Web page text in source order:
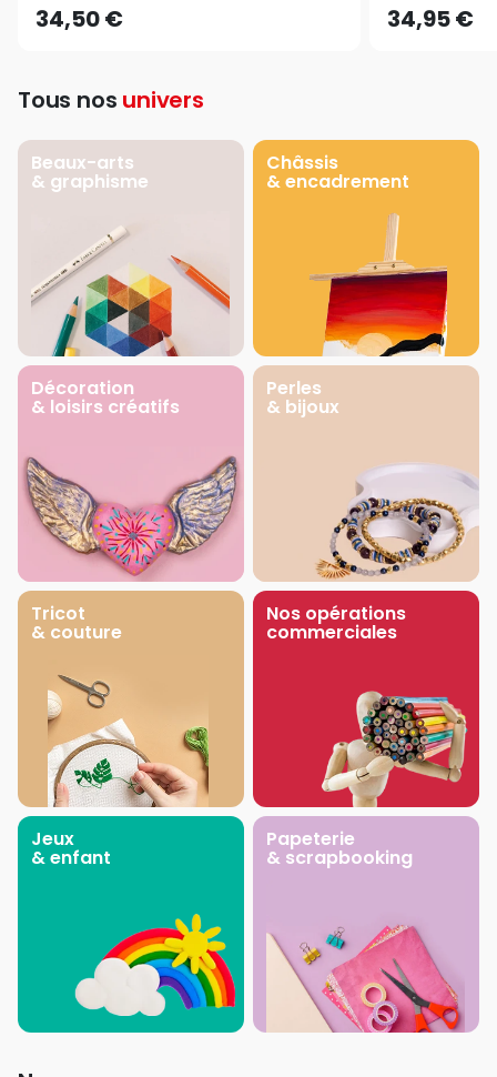
34,50 € 34,95 €
Tous nos univers
Beaux-arts
& graphisme
Châssis
& encadrement
Décoration
& loisirs créatifs
Perles
& bijoux
Tricot
& couture
Nos opérations
commerciales
Jeux
& enfant
Papeterie
& scrapbooking